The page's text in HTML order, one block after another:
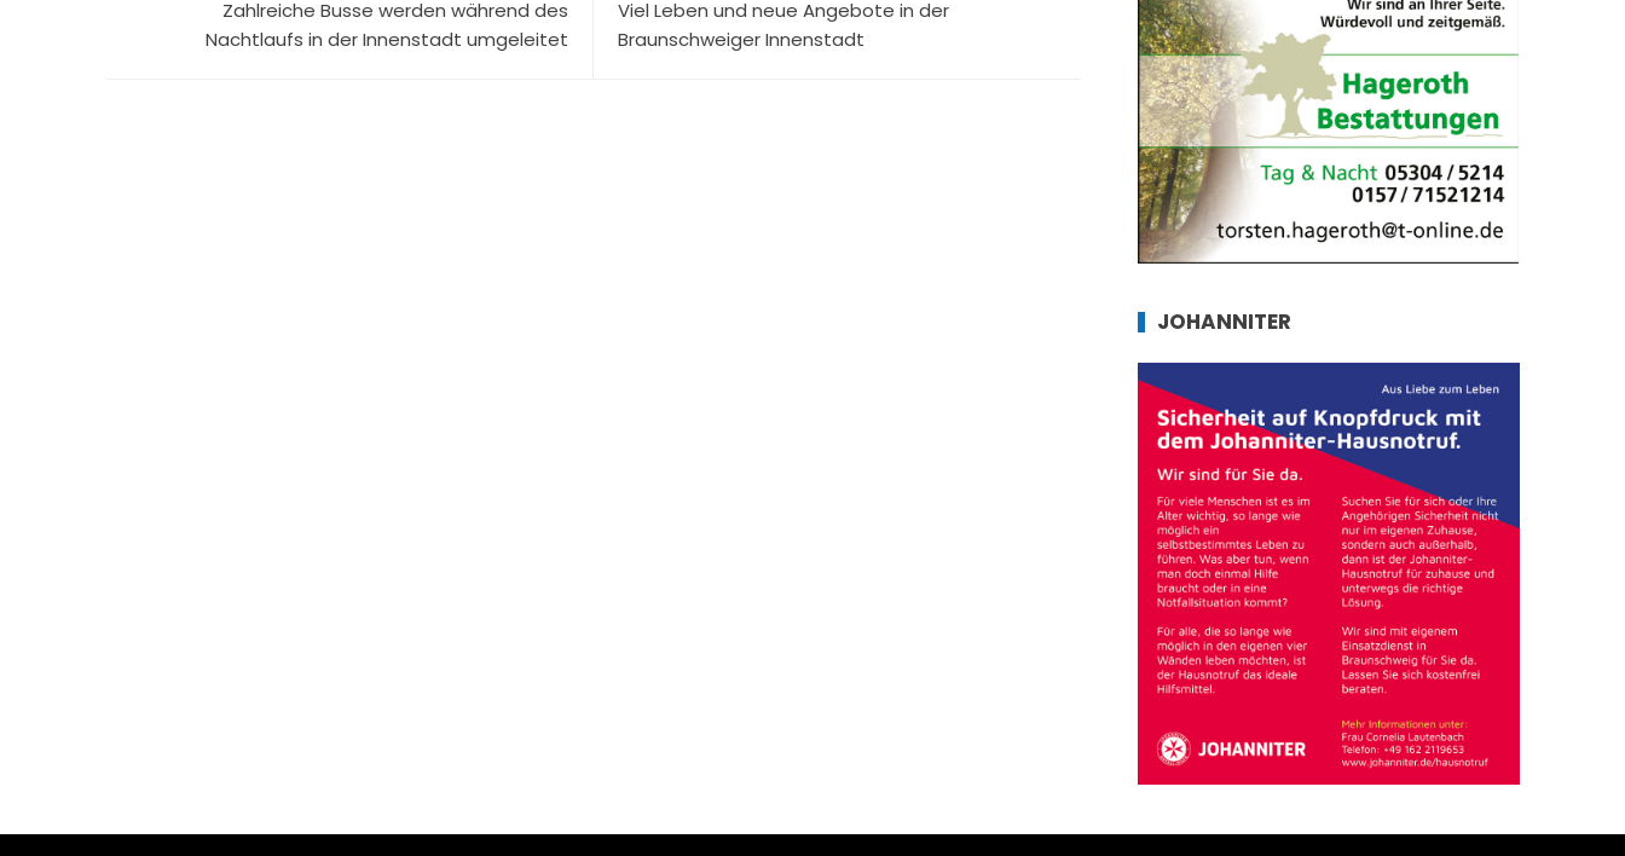
Zahlreiche Busse werden während des
Nachtlaufs in der Innenstadt umgeleitet
Viel Leben und neue Angebote in der
Braunschweiger Innenstadt
JOHANNITER